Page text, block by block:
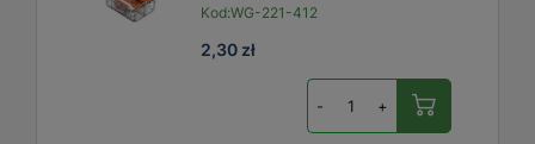
Kod:WG-221-412
2,30 zł
- +